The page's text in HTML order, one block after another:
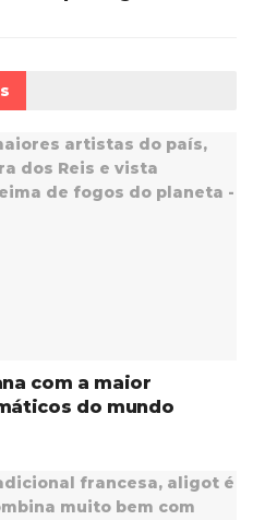
com a maior
do mundo